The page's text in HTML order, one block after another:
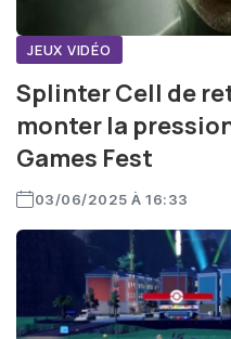
JEUX VIDÉO
Splinter Cell de
monter la
Games Fest
03/06/2025 À 16:33